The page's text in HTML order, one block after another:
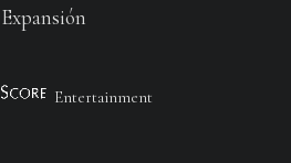
Expansión
Entertainment